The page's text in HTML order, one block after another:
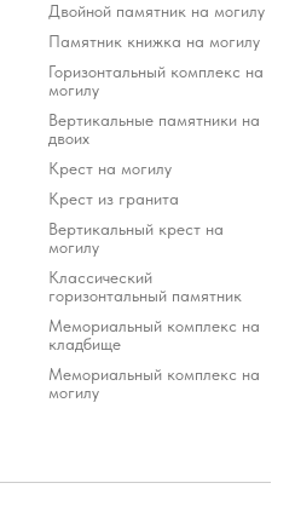
Двойной памятник на могилу
Памятник книжка на могилу
Горизонтальный комплекс на
могилу
Вертикальные памятники на
двоих
Крест на могилу
Крест из гранита
Вертикальный крест на
могилу
Классический
горизонтальный памятник
Мемориальный комплекс на
кладбище
Мемориальный комплекс на
могилу